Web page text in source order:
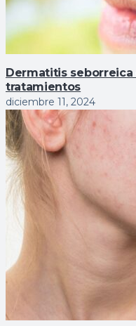
Dermatitis seborreica
tratamientos
diciembre 11, 2024